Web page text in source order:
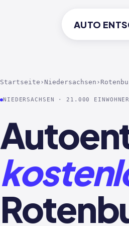
AUTO
Startseite › Niedersachsen ›
NIEDERSACHSEN · 21.000